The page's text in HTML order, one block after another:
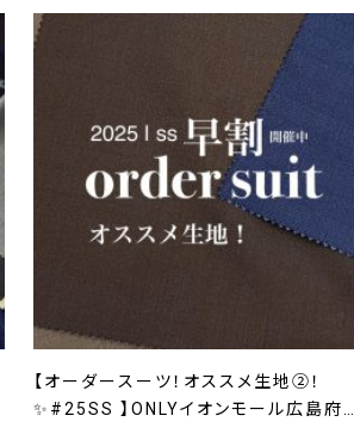
【オーダースーツ！オススメ生地②！
✨#25SS 】ONLYイオンモール広島府中